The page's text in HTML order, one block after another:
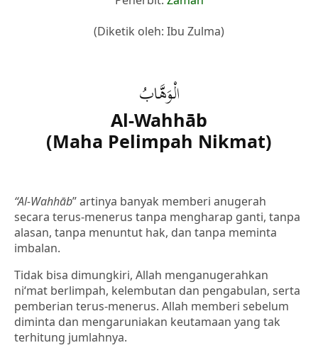
(Diketik oleh: Ibu Zulma)
الْوَهَّابُ
Al-Wahhāb
(Maha Pelimpah Nikmat)
“Al-Wahhāb” artinya banyak memberi anugerah
secara terus-menerus tanpa mengharap ganti, tanpa
alasan, tanpa menuntut hak, dan tanpa meminta
imbalan.
Tidak bisa dimungkiri, Allah menganugerahkan
ni‘mat berlimpah, kelembutan dan pengabulan, serta
pemberian terus-menerus. Allah memberi sebelum
diminta dan mengaruniakan keutamaan yang tak
terhitung jumlahnya.